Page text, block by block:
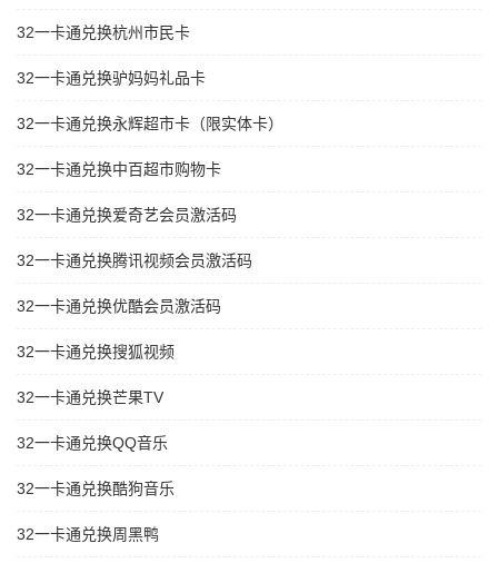
32一卡通兑换杭州市民卡
32一卡通兑换驴妈妈礼品卡
32一卡通兑换永辉超市卡（限实体卡）
32一卡通兑换中百超市购物卡
32一卡通兑换爱奇艺会员激活码
32一卡通兑换腾讯视频会员激活码
32一卡通兑换优酷会员激活码
32一卡通兑换搜狐视频
32一卡通兑换芒果TV
32一卡通兑换QQ音乐
32一卡通兑换酷狗音乐
32一卡通兑换周黑鸭